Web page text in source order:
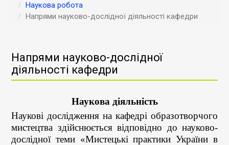
Наукова робота
Напрями науково-дослідної діяльності кафедри
Напрями науково-дослідної
діяльності кафедри
Наукова діяльність
Наукові дослідження на кафедрі образотворчого
мистецтва здійснюється відповідно до науково-
дослідної теми «Мистецькі практики України в